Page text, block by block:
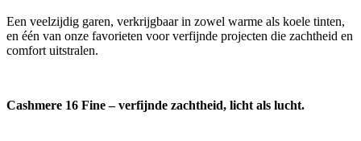
Een veelzijdig garen, verkrijgbaar in zowel warme als koele tinten,
en één van onze favorieten voor verfijnde projecten die zachtheid en
comfort uitstralen.
Cashmere 16 Fine – verfijnde zachtheid, licht als lucht.